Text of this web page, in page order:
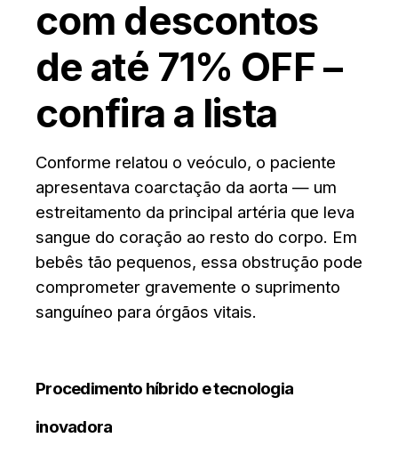
com descontos
de até 71% OFF –
confira a lista
Conforme relatou o veóculo, o paciente
apresentava coarctação da aorta — um
estreitamento da principal artéria que leva
sangue do coração ao resto do corpo. Em
bebês tão pequenos, essa obstrução pode
comprometer gravemente o suprimento
sanguíneo para órgãos vitais.
Procedimento híbrido e tecnologia
inovadora